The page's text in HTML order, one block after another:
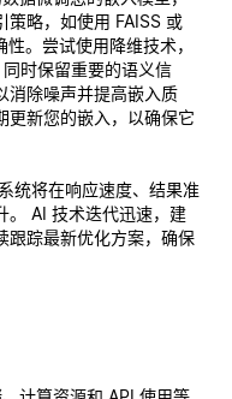
策略，如使用 FAISS 或
。尝试使用降维技术，
时保留重要的语义信
消除噪声并提高嵌入质
更新您的嵌入，以确保它
统将在响应速度、结果准
。 AI 技术迭代迅速，建
跟踪最新优化方案，确保